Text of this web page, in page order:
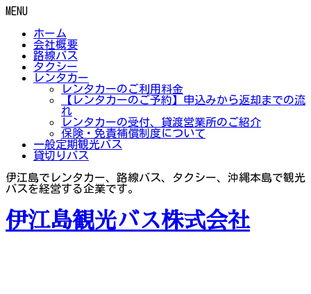
MENU
ホーム
会社概要
路線バス
タクシー
レンタカー
レンタカーのご利用料金
【レンタカーのご予約】申込みから返却までの流
れ
レンタカーの受付、貸渡営業所のご紹介
保険・免責補償制度について
一般定期観光バス
貸切りバス
伊江島でレンタカー、路線バス、タクシー、沖縄本島で観光
バスを経営する企業です。
伊江島観光バス株式会社